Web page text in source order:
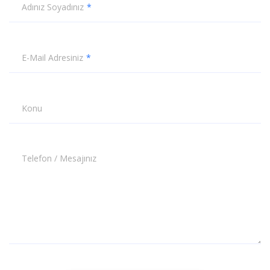
Adınız Soyadınız
E-Mail Adresiniz
Konu
Telefon / Mesajınız